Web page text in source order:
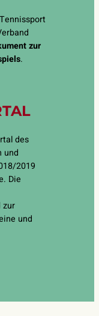
zur
.
des
und
2019
Die
zur
und